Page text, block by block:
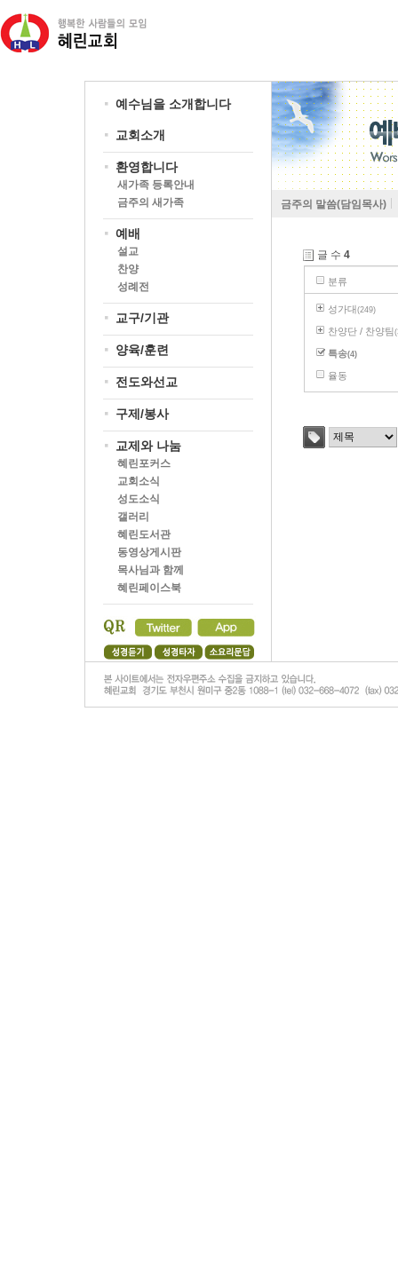
예수님을 소개합니다
교회소개
환영합니다
새가족 등록안내
금주의 새가족
예배
설교
찬양
성례전
교구/기관
양육/훈련
전도와선교
구제/봉사
교제와 나눔
혜린포커스
교회소식
성도소식
갤러리
혜린도서관
동영상게시판
목사님과 함께
혜린페이스북
금주의 말씀(담임목사)
글 수 4
분류
성가대(249)
찬양단 / 찬양팀
특송(4)
율동